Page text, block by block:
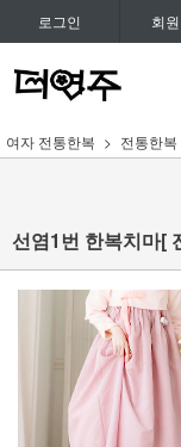
로그인 회
여자 전통한복 전통한
선염1번 한복치마[